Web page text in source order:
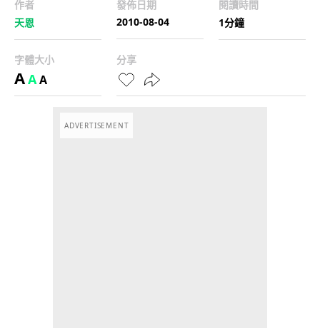
作者
天恩
發佈日期
2010-08-04
閱讀時間
1分鐘
字體大小
AAA
分享
ADVERTISEMENT